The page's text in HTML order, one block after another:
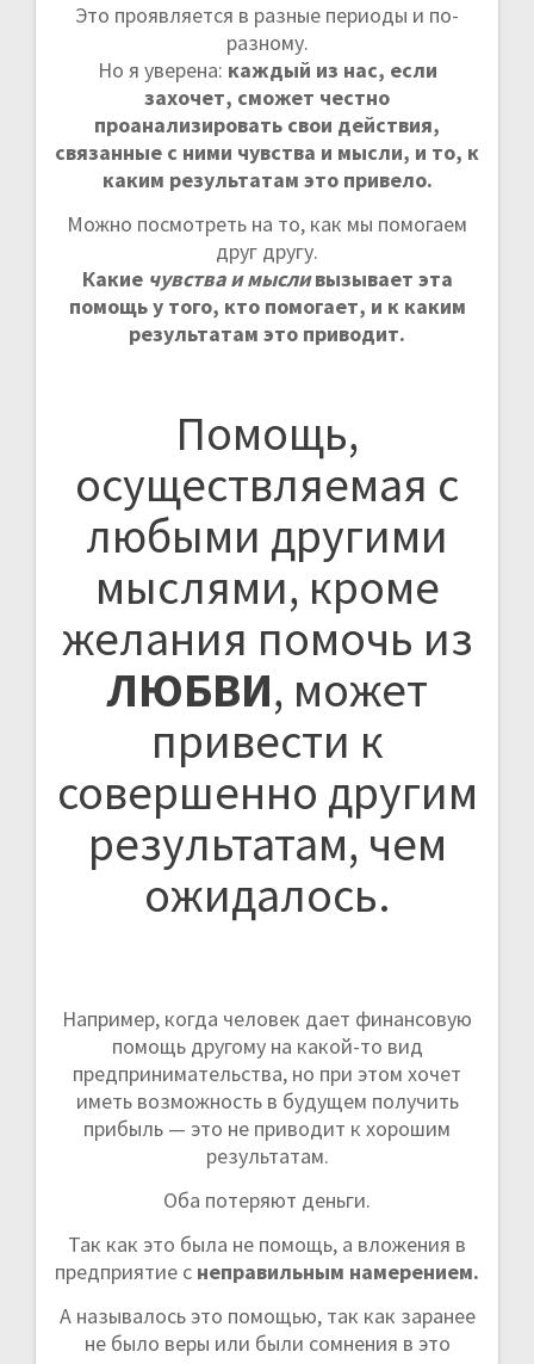
Это проявляется в разные периоды и по-
разному.
Но я уверена: каждый из нас, если
захочет, сможет честно
проанализировать свои действия,
связанные с ними чувства и мысли, и то, к
каким результатам это привело.
Можно посмотреть на то, как мы помогаем
друг другу.
Какие чувства и мысливызывает эта
помощь у того, кто помогает, и к каким
результатам это приводит.
Помощь,
осуществляемая с
любыми другими
мыслями, кроме
желания помочь из
ЛЮБВИ, может
привести к
совершенно другим
результатам, чем
ожидалось.
Например, когда человек дает финансовую
помощь другому на какой-то вид
предпринимательства, но при этом хочет
иметь возможность в будущем получить
прибыль — это не приводит к хорошим
результатам.
Оба потеряют деньги.
Так как это была не помощь, а вложения в
предприятие с неправильным намерением.
А называлось это помощью, так как заранее
не было веры или были сомнения в это